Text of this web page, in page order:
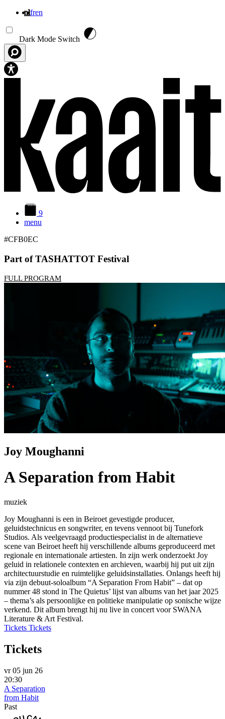
nlfren
Dark Mode Switch
9
menu
#CFB0EC
Part of TASHATTOT Festival
FULL PROGRAM
Joy Moughanni
A Separation from Habit
muziek
Joy Moughanni is een in Beiroet gevestigde producer,
geluidstechnicus en songwriter, en tevens vennoot bij Tunefork
Studios. Als veelgevraagd productiespecialist in de alternatieve
scene van Beiroet heeft hij verschillende albums geproduceerd met
regionale en internationale artiesten. In zijn werk onderzoekt Joy
geluid in relationele contexten en archieven, waarbij hij put uit zijn
architectuurstudie en ruimtelijke geluidsinstallaties. Onlangs heeft hij
via zijn debuut-soloalbum “A Separation From Habit” – dat op
nummer 48 stond in The Quietus’ lijst van albums van het jaar 2025
– thema’s als persoonlijke en politieke manipulatie op sonische wijze
verkend. Dit album brengt hij nu live in concert voor SWANA
Literature & Art Festival.
Tickets Tickets
Tickets
vr 05 jun 26
20:30
A Separation
from Habit
Past